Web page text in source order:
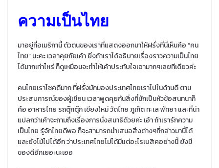
ความเป็นไทย
มาอยู่ที่อเมริกานี้ ตัวตนของเราที่แสดงออกมาให้ฝรั่งที่นี่เห็นคือ “คน
ไทย” นะคะ เวลาคุยกัยเค้า ยิ่งถ้าเราได้อธิบายเรื่องราวความเป็นไทย
ได้มากเท่าไหร่ ก็ดูเหมือนจะทำให้เค้าประทับใจเอามากๆเลยทีเดียวค่ะ
คนไทยเราโชคดีมาก ที่ฝรั่งมักมองประเทศไทยเราไปในด้านดี ตาม
ประสบการณ์ของผู้เขียน เวลาพูดคุยกันสิ่งที่มักเป็นหัวข้อสนทนาก็
คือ อาหารไทย รถตุ๊กตุ๊ก เชียงใหม่ วัดไทย ภูเก็ต ทะเล พัทยา และที่น่า
แปลกว่าเค้าจะถามถึงเรื่องการนั่งสมาธิด้วยค่ะ เอ้า ถ้าเรารักความ
เป็นไทย รู้จักไทยดีพอ ก็จะสามารถนำเสนอสิ่งต่างๆที่กล่าวมานี้ได้
และยังโม้ไปได้อีก ว่าประเทศไทยไม่ได้มีแต่อะไรเบสิคอย่างนี้ ยังมี
ของดีอีกเยอะนะเออ